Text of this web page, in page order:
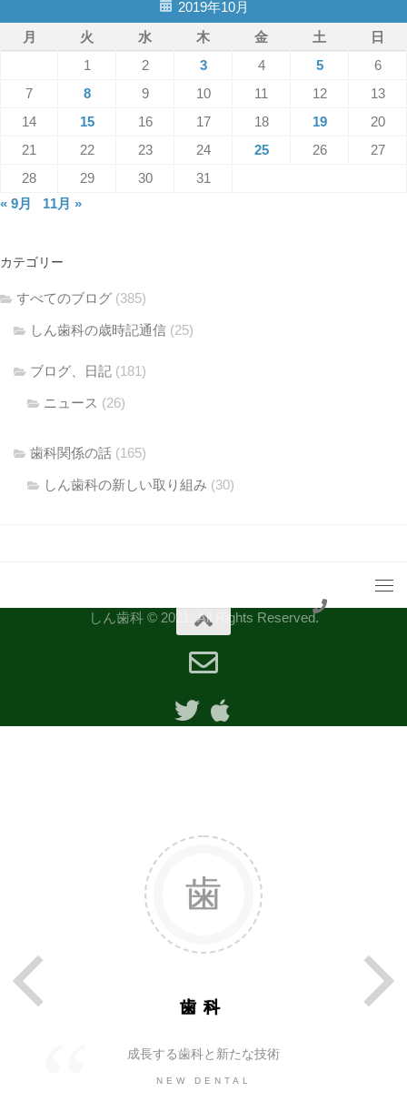
2019年10月
月
火 水 木 金 土
日
1
2 3 4 5
6
7
8 9 10 11 12
13
14
15 16 17 18 19
20
21
22 23 24 25 26
27
28
29 30
31
« 9月
11月 »
カテゴリー
すべてのブログ (385)
しん歯科の歳時記通信 (25)
ブログ、日記 (181)
ニュース (26)
歯科関係の話 (165)
しん歯科の新しい取り組み (30)
しん歯科 © 2021. All Rights Reserved.
歯科
成長する歯科と新たな技術
NEW DENTAL